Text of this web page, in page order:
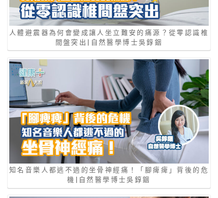
人體避震器為何會變成讓人坐立難安的痛源？從零認識椎
間盤突出|自然醫學博士吳錞銦
知名音樂人都逃不過的坐骨神經痛！「腳痺痺」背後的危
機|自然醫學博士吳錞銦